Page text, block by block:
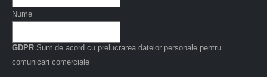
Nume
GDPR Sunt de acord cu prelucrarea datelor personale pentru
comunicari comerciale